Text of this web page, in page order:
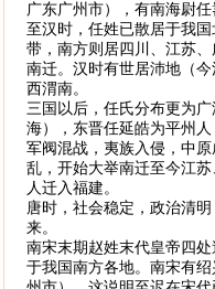
广东广州市），有南海尉
至汉时，任姓已散居于我
带，南方则居四川、江苏
南迁。汉时有世居沛地（
西渭南。
三国以后，任氏分布更为
海），东晋任延皓为平州
军阀混战，夷族入侵，中
乱，开始大举南迁至今江
人迁入福建。
唐时，社会稳定，政治清
来。
南宋末期赵姓末代皇帝四
于我国南方各地。南宋有